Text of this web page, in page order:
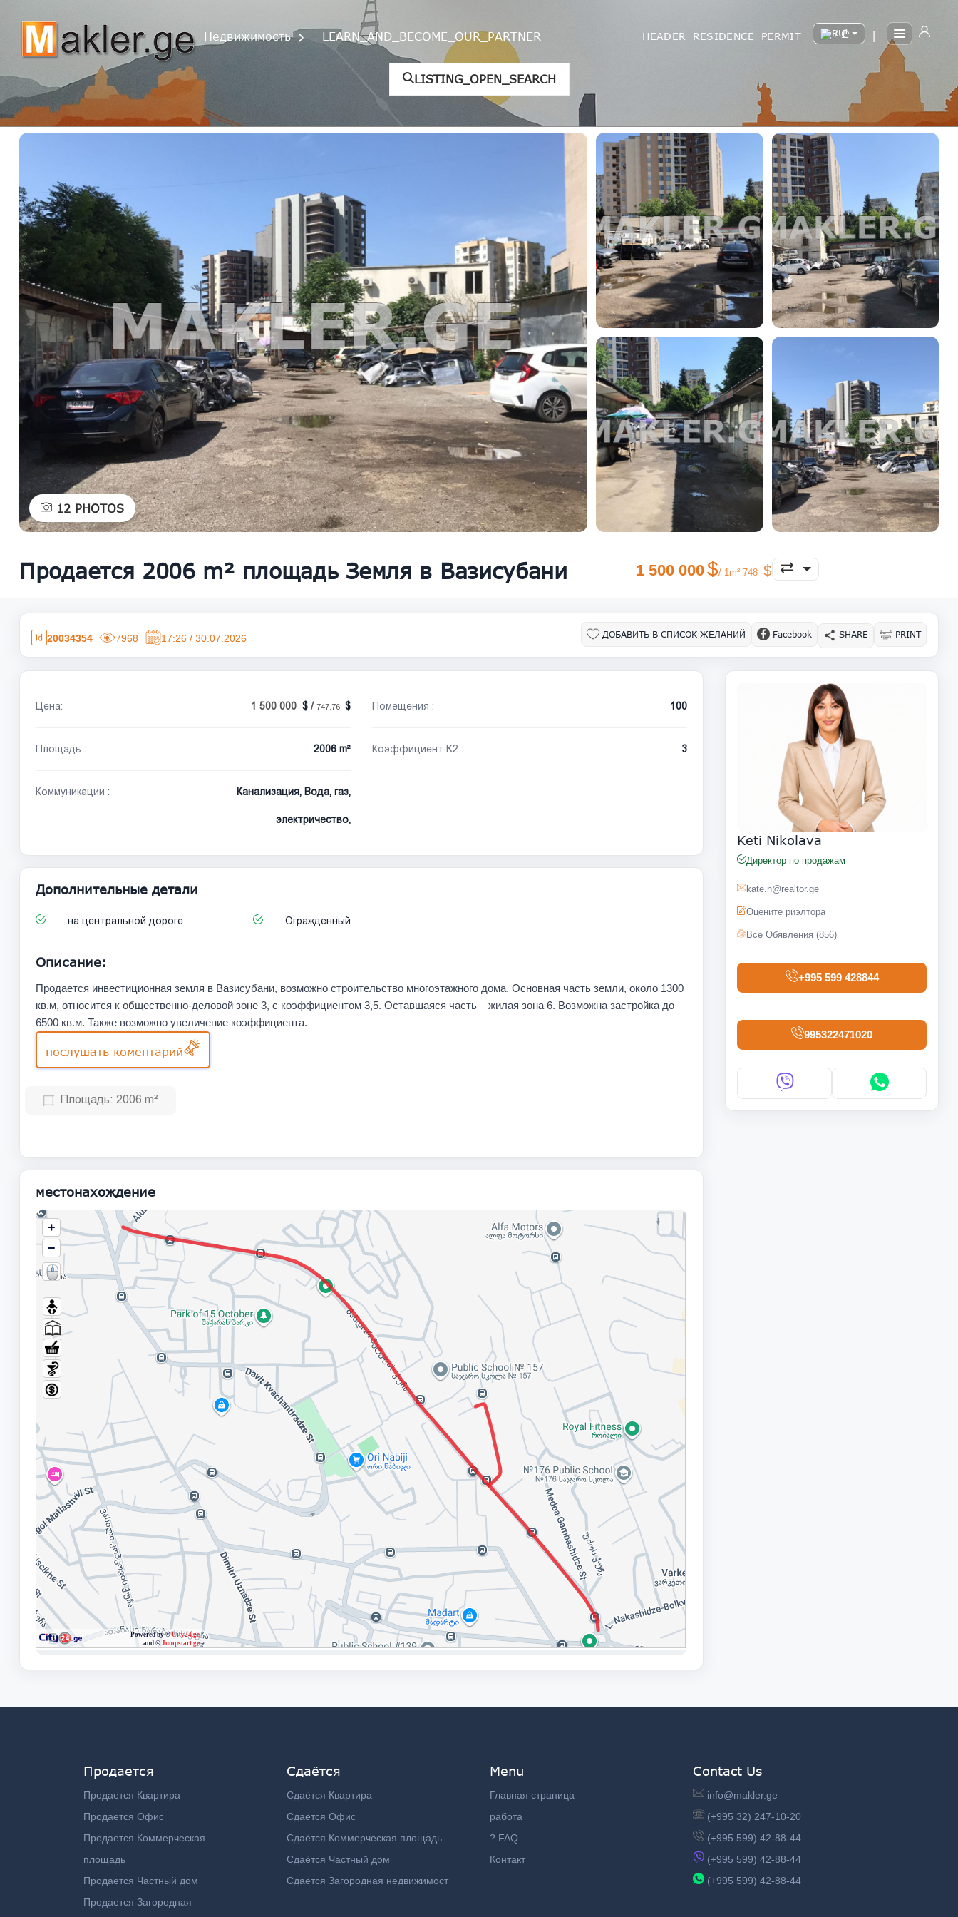
Недвижимость LEARN_AND_BECOME_OUR_PARTNER HEADER_RESIDENCE_PERMIT /
LISTING_OPEN_SEARCH
12 PHOTOS
Продается 2006 m² площадь Земля в Вазисубани 1 500 000 / 1m² 748
20034354 7968 17:26 / 30.07.2026 ДОБАВИТЬ В СПИСОК ЖЕЛАНИЙ Facebook SHARE PRINT
Цена: 1 500 000 / 747.76
Площадь : 2006 m²
Коммуникации : Канализация, Вода, газ,
электричество,
Помещения : 100
Коэффициент K2 : 3
Дополнительные детали
на центральной дороге Огражденный
Описание:
Продается инвестиционная земля в Вазисубани, возможно строительство многоэтажного дома. Основная часть земли, около 1300
кв.м, относится к общественно-деловой зоне 3, с коэффициентом 3,5. Оставшаяся часть – жилая зона 6. Возможна застройка до
6500 кв.м. Также возможно увеличение коэффициента.
послушать коментарий
Площадь: 2006 m²
местонахождение
Keti Nikolava
Директор по продажам
kate.n@realtor.ge
Оцените риэлтора
Все Обявления (856)
+995 599 428844
995322471020
Продается
Продается Квартира
Продается Офис
Продается Коммерческая
площадь
Продается Частный дом
Продается Загородная
Сдаётся
Сдаётся Квартира
Сдаётся Офис
Сдаётся Коммерческая площадь
Сдаётся Частный дом
Сдаётся Загородная недвижимост
Menu
Главная страница
работа
? FAQ
Контакт
Contact Us
info@makler.ge
(+995 32) 247-10-20
(+995 599) 42-88-44
(+995 599) 42-88-44
(+995 599) 42-88-44